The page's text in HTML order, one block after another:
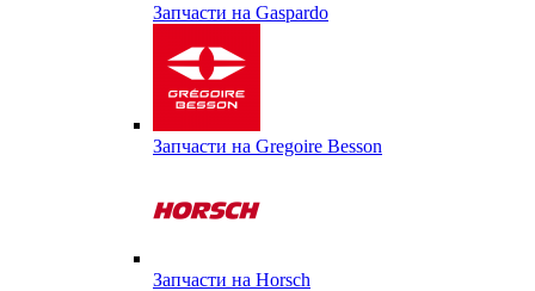
Запчасти на Gaspardo
Запчасти на Gregoire Besson
Запчасти на Horsch